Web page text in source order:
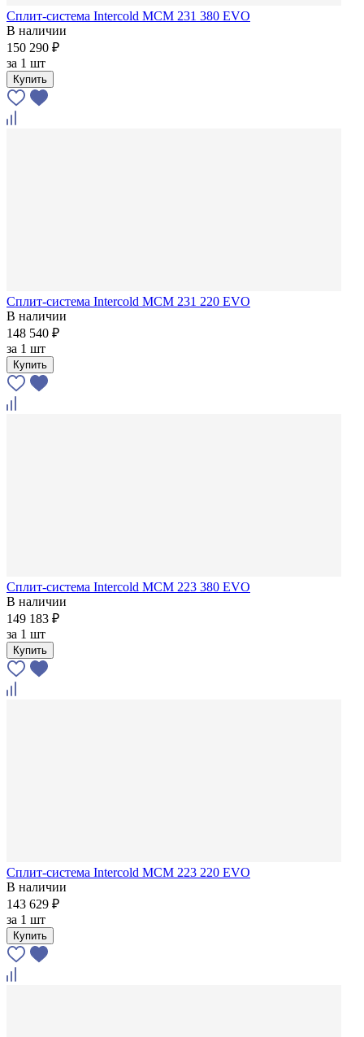
Сплит-система Intercold MCM 231 380 EVO
В наличии
150 290 ₽
за 1 шт
Купить
Сплит-система Intercold MCM 231 220 EVO
В наличии
148 540 ₽
за 1 шт
Купить
Сплит-система Intercold MCM 223 380 EVO
В наличии
149 183 ₽
за 1 шт
Купить
Сплит-система Intercold MCM 223 220 EVO
В наличии
143 629 ₽
за 1 шт
Купить